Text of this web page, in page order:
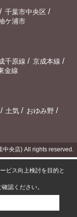
/ 千葉市中央区 /
ケ浦市
千原線 / 京成本線 /
金線
/ 土気 / おゆみ野 /
央店) All rights reserved.
ビス向上検討を目的と
確認ください。